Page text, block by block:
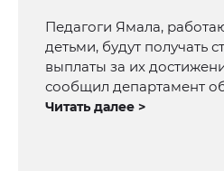
Педагоги Ямала,
детьми, будут получать
выплаты за их
сообщил департамент
Читать далее >